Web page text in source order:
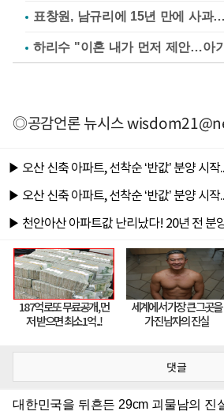
표창원, 남규리에 15년 만에 사과
하리수 "이혼 내가 먼저 제안…아
◎공감언론 뉴시스
댓글